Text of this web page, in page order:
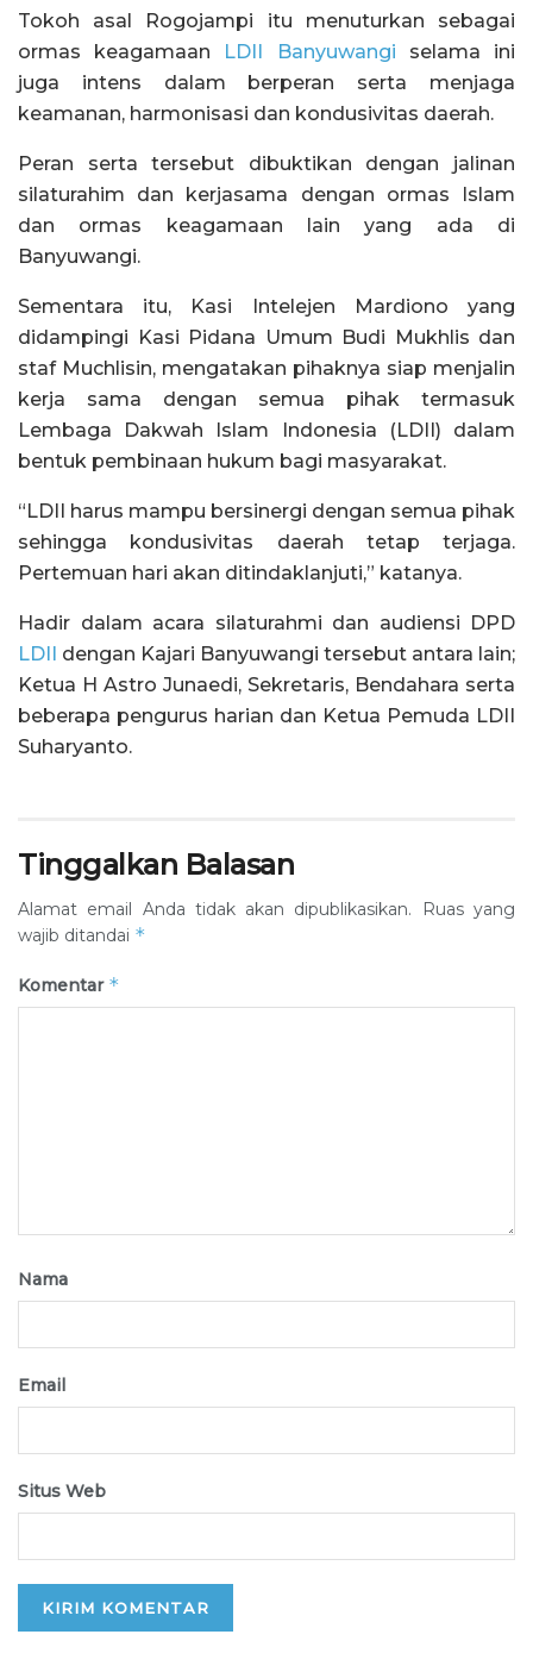
Tokoh asal Rogojampi itu menuturkan sebagai
ormas keagamaan LDII Banyuwangi selama ini
juga intens dalam berperan serta menjaga
keamanan, harmonisasi dan kondusivitas daerah.
Peran serta tersebut dibuktikan dengan jalinan
silaturahim dan kerjasama dengan ormas Islam
dan ormas keagamaan lain yang ada di
Banyuwangi.
Sementara itu, Kasi Intelejen Mardiono yang
didampingi Kasi Pidana Umum Budi Mukhlis dan
staf Muchlisin, mengatakan pihaknya siap menjalin
kerja sama dengan semua pihak termasuk
Lembaga Dakwah Islam Indonesia (LDII) dalam
bentuk pembinaan hukum bagi masyarakat.
“LDII harus mampu bersinergi dengan semua pihak
sehingga kondusivitas daerah tetap terjaga.
Pertemuan hari akan ditindaklanjuti,” katanya.
Hadir dalam acara silaturahmi dan audiensi DPD
LDII
dengan Kajari Banyuwangi tersebut antara lain;
Ketua H Astro Junaedi, Sekretaris, Bendahara serta
beberapa pengurus harian dan Ketua Pemuda LDII
Suharyanto.
Tinggalkan Balasan
Alamat email Anda tidak akan dipublikasikan.
Ruas yang
wajib ditandai *
Komentar *
Nama
Email
Situs Web